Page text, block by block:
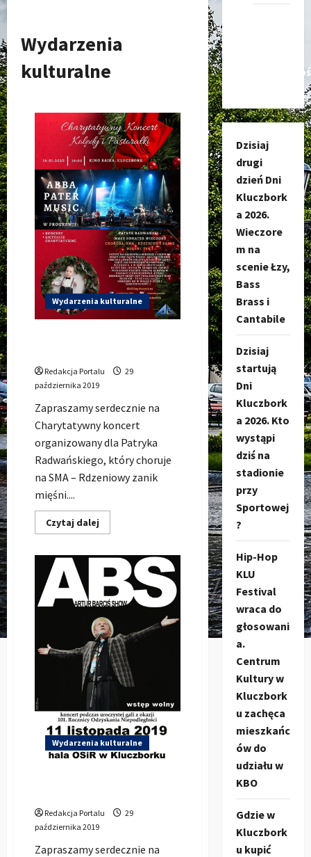
Wydarzenia
kulturalne
Wydarzenia kulturalne
Redakcja Portalu
29
października 2019
Zapraszamy serdecznie na
Charytatywny koncert
organizowany dla Patryka
Radwańskiego, który choruje
na SMA – Rdzeniowy zanik
mięśni....
Czytaj dalej
się
Charytatywny
Koncert
Kolęd
Pastorałek
dla
Patrysia
Wydarzenia kulturalne
Redakcja Portalu
29
października 2019
Zapraszamy serdecznie na
Dzisiaj
drugi
dzień Dni
Kluczbork
a 2026.
Wieczore
m na
scenie Łzy,
Bass
Brass i
Cantabile
Dzisiaj
startują
Dni
Kluczbork
a 2026. Kto
wystąpi
dziś na
stadionie
przy
Sportowej
?
Hip-Hop
KLU
Festival
wraca do
głosowani
a.
Centrum
Kultury w
Kluczbork
u zachęca
mieszkańc
ów do
udziału w
KBO
Gdzie w
Kluczbork
u kupić